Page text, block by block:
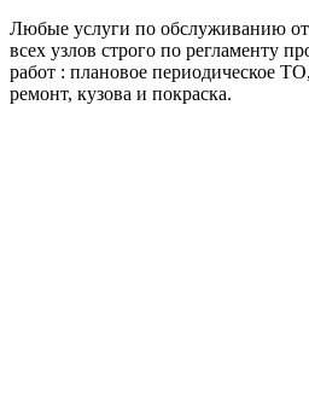
Любые услуги по обслуживанию
всех узлов строго по регламенту
работ : плановое периодическое
ремонт, кузова и покраска.